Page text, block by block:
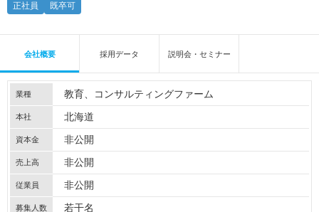
正社員 既卒可
会社概要 採用データ 説明会・セミナー
業種 教育 コンサルティングファーム
本社 北海道
資本金 非公開
売上高 非公開
従業員 非公開
募集人数 若干名